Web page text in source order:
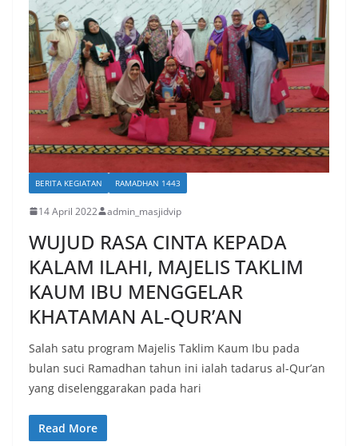
BERITA KEGIATAN RAMADHAN 1443
14 April 2022 admin_masjidvip
WUJUD RASA CINTA KEPADA
KALAM ILAHI, MAJELIS TAKLIM
KAUM IBU MENGGELAR
KHATAMAN AL-QUR’AN
Salah satu program Majelis Taklim Kaum Ibu pada
bulan suci Ramadhan tahun ini ialah tadarus al-Qur’an
yang diselenggarakan pada hari
Read More